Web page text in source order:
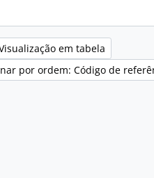
em tabela
por ordem: Código de